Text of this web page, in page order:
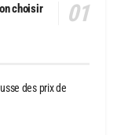
choisir
des prix de